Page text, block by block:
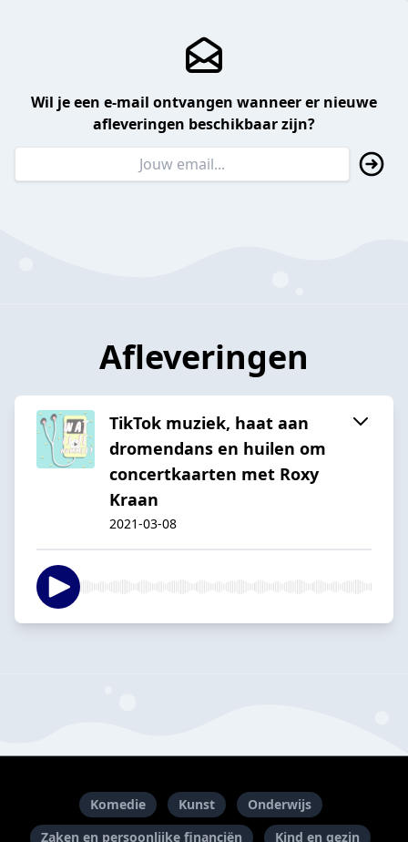
Wil je een e-mail ontvangen wanneer er nieuwe
afleveringen beschikbaar zijn?
Afleveringen
TikTok muziek, haat aan
dromendans en huilen om
concertkaarten met Roxy
Kraan
2021-03-08
Komedie Kunst
Onderwijs
Zaken en persoonlijke financiën
Kind en gezin